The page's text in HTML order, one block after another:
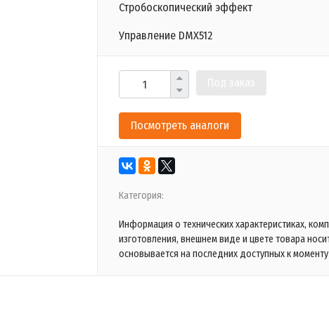
Стробоскопический эффект
Управление DMX512
Посмотреть аналоги
Категория:
Информация о технических характеристиках,
изготовления, внешнем виде и цвете товара
основывается на последних доступных к